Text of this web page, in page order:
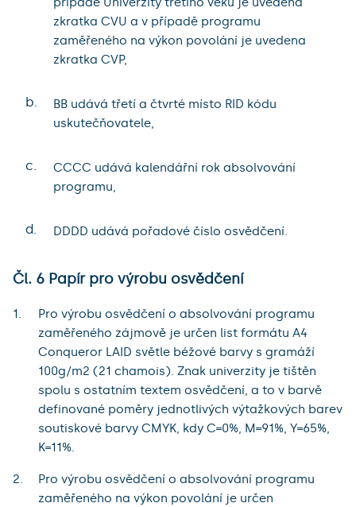
zkratka CVU a v případě programu
zaměřeného na výkon povolání je uvedena
zkratka CVP,
b.
BB udává třetí a čtvrté místo RID kódu
uskutečňovatele,
c.
CCCC udává kalendářní rok absolvování
programu,
d. DDDD udává pořadové číslo osvědčení.
Čl. 6 Papír pro výrobu osvědčení
Pro výrobu osvědčení o absolvování programu
zaměřeného zájmově je určen list formátu A4
Conqueror LAID světle béžové barvy s gramáží
100g/m2 (21 chamois). Znak univerzity je tištěn
spolu s ostatním textem osvědčení, a to v barvě
definované poměry jednotlivých výtažkových barev
soutiskové barvy CMYK, kdy C=0%, M=91%, Y=65%,
K=11%.
Pro výrobu osvědčení o absolvování programu
zaměřeného na výkon povolání je určen